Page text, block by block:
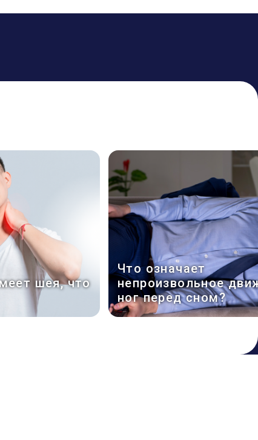
шея, что
Что означает
непроизвольное
ног перед сном?